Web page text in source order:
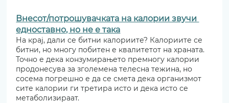
Внесот/потрошувачката на калории звучи
едноставно, но не е така
На крај, дали се битни калориите? Калориите се
битни, но многу побитен е квалитетот на храната.
Точно е дека конзумирањето премногу калории
продонесува за зголемена телесна тежина, но
сосема погрешно е да се смета дека организмот
сите калории ги третира исто и дека исто се
метаболизираат.